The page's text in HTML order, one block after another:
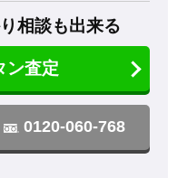
相談も出来る
ン査定
0120-060-768